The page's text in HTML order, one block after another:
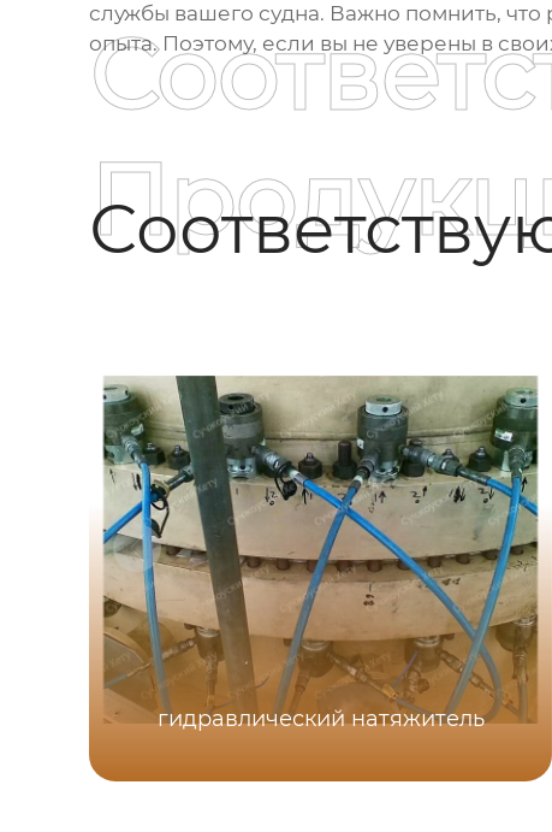
службы вашего судна. Важно помнить, что
опыта. Поэтому, если вы не уверены в
гидравлический натяжитель